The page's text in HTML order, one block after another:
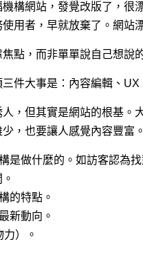
構網站，發覺改版了，很
用者，早就放棄了。網站
點，而非單單說自己想說
件大事是：內容編輯、
，但其實是網站的根基。
，也要讓人感覺內容豐富
是做什麼的。如訪客認為
的特點。
新動向。
）。